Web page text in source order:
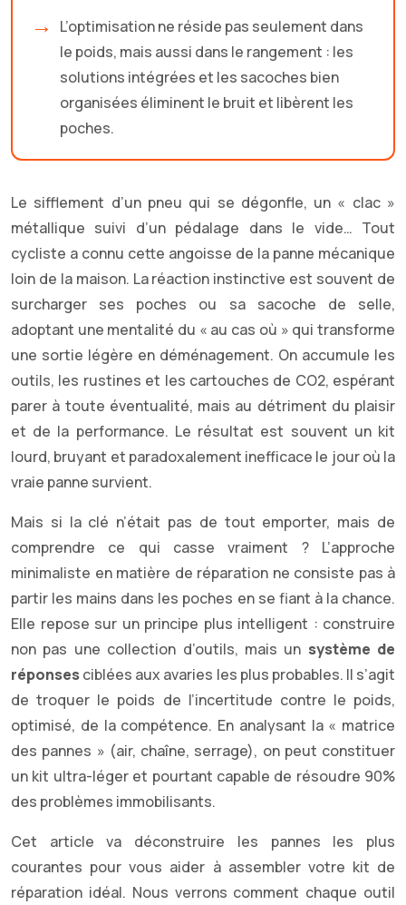
L’optimisation ne réside pas seulement dans
le poids, mais aussi dans le rangement : les
solutions intégrées et les sacoches bien
organisées éliminent le bruit et libèrent les
poches.
Le sifflement d’un pneu qui se dégonfle, un « clac »
métallique suivi d’un pédalage dans le vide… Tout
cycliste a connu cette angoisse de la panne mécanique
loin de la maison. La réaction instinctive est souvent de
surcharger ses poches ou sa sacoche de selle,
adoptant une mentalité du « au cas où » qui transforme
une sortie légère en déménagement. On accumule les
outils, les rustines et les cartouches de CO2, espérant
parer à toute éventualité, mais au détriment du plaisir
et de la performance. Le résultat est souvent un kit
lourd, bruyant et paradoxalement inefficace le jour où la
vraie panne survient.
Mais si la clé n’était pas de tout emporter, mais de
comprendre ce qui casse vraiment ? L’approche
minimaliste en matière de réparation ne consiste pas à
partir les mains dans les poches en se fiant à la chance.
Elle repose sur un principe plus intelligent : construire
non pas une collection d’outils, mais un système de
réponsesciblées aux avaries les plus probables. Il s’agit
de troquer le poids de l’incertitude contre le poids,
optimisé, de la compétence. En analysant la « matrice
des pannes » (air, chaîne, serrage), on peut constituer
un kit ultra-léger et pourtant capable de résoudre 90%
des problèmes immobilisants.
Cet article va déconstruire les pannes les plus
courantes pour vous aider à assembler votre kit de
réparation idéal. Nous verrons comment chaque outil